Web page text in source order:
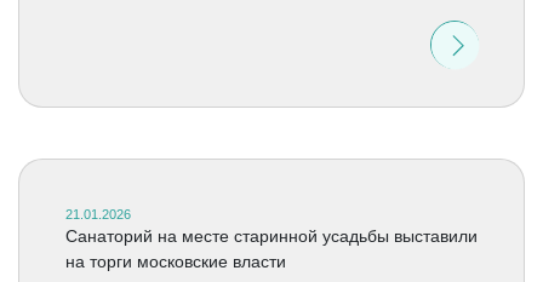
21.01.2026
Санаторий на месте старинной усадьбы выставили
на торги московские власти